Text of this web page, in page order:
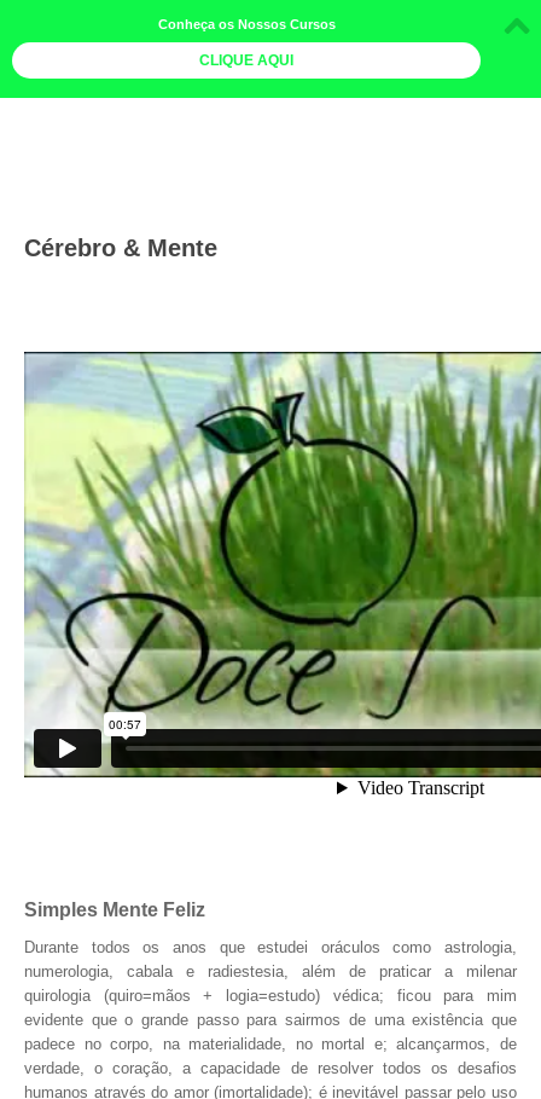
QUEM SOMOS
GALERIA DE FOTOS
PÓS-OFICINAS
COLABORADORES
TV DE BEM COM A NATUREZA
FALE CONOSCO
ASSINE O SITE
Cérebro & Mente
Simples Mente Feliz
Durante todos os anos que estudei oráculos como astrologia,
numerologia, cabala e radiestesia, além de praticar a milenar
quirologia (quiro=mãos + logia=estudo) védica; ficou para mim
evidente que o grande passo para sairmos de uma existência que
padece no corpo, na materialidade, no mortal e; alcançarmos, de
verdade, o coração, a capacidade de resolver todos os desafios
humanos através do amor (imortalidade); é inevitável passar pelo uso
Conheça os Nossos Cursos
CLIQUE AQUI